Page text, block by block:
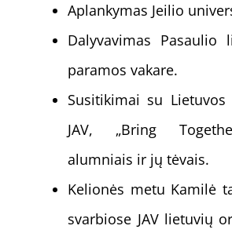
Aplankymas Jeilio
Dalyvavimas Pasaulio
paramos vakare.
Susitikimai su Lietuvos
JAV, „Bring
alumniais ir jų tėvais.
Kelionės metu Kamilė
svarbiose JAV lietuvių